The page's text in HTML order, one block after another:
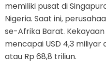
memiliki pusat di
Nigeria. Saat ini,
se-Afrika Barat. Kekayaan
mencapai USD 4,3
atau Rp 68,8 triliun.